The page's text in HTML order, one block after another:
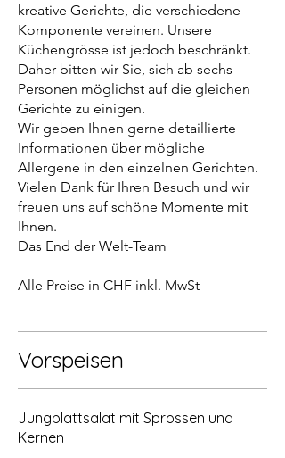
kreative Gerichte, die verschiedene
Komponente vereinen. Unsere
Küchengrösse ist jedoch beschränkt.
Daher bitten wir Sie, sich ab sechs
Personen möglichst auf die gleichen
Gerichte zu einigen.
Wir geben Ihnen gerne detaillierte
Informationen über mögliche
Allergene in den einzelnen Gerichten.
Vielen Dank für Ihren Besuch und wir
freuen uns auf schöne Momente mit
Ihnen.
Das End der Welt-Team
Alle Preise in CHF inkl. MwSt
Vorspeisen
Jungblattsalat mit Sprossen und
Kernen